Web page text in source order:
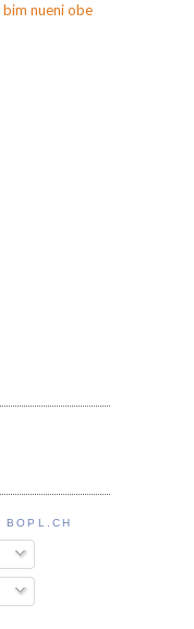
nueni obe
BOPL.CH